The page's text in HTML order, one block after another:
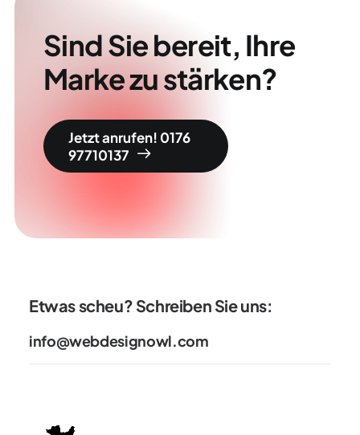
Sind Sie bereit, Ihre
Marke zu stärken?
Jetzt anrufen! 0176
97710137
Etwas scheu? Schreiben Sie uns:
info@webdesignowl.com